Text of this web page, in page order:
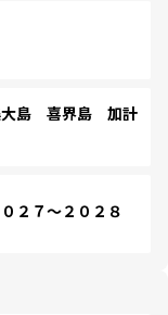
島 喜界島 加計
７～２０２８